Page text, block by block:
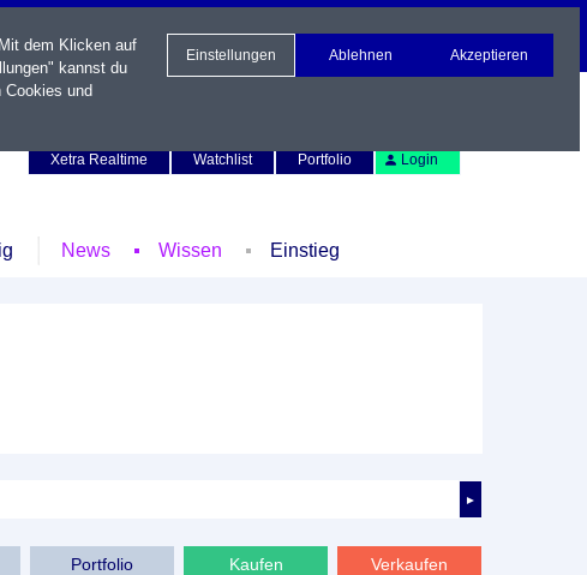
Xetra Realtime
Watchlist Portfolio Login
News Wissen Einstieg
►
Portfolio Kaufen Verkaufen
dem Klicken auf
kannst du
Cookies und
Einstellungen Ablehnen Akzeptieren